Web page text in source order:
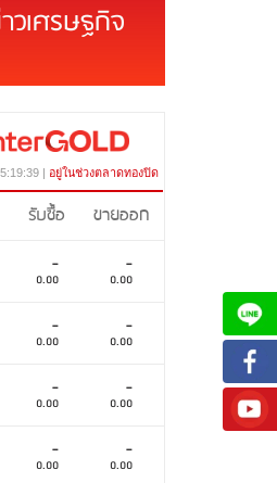
เศรษฐกิจ
| อยู่ในช่วงตลาดทองปิด
รับซื้อ
ขายออก
-
0.00
-
0.00
-
0.00
-
0.00
-
0.00
-
0.00
-
0.00
-
0.00